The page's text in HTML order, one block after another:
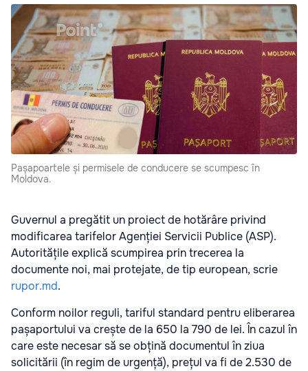
Pașapoartele și permisele de conducere se scumpesc în
Moldova.
Guvernul a pregătit un proiect de hotărâre privind
modificarea tarifelor Agenției Servicii Publice (ASP).
Autoritățile explică scumpirea prin trecerea la
documente noi, mai protejate, de tip european, scrie
rupor.md.
Conform noilor reguli, tariful standard pentru eliberarea
pașaportului va crește de la 650 la 790 de lei. În cazul în
care este necesar să se obțină documentul în ziua
solicitării (în regim de urgență), prețul va fi de 2.530 de